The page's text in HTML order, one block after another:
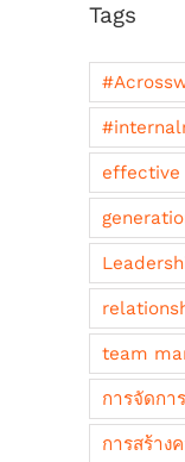
Tags
effective
team
การจัดกา
การสร้าง